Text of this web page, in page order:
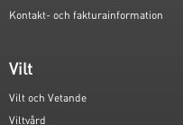
Kontakt- och fakturainformation
Vilt
Vilt och Vetande
Viltvård